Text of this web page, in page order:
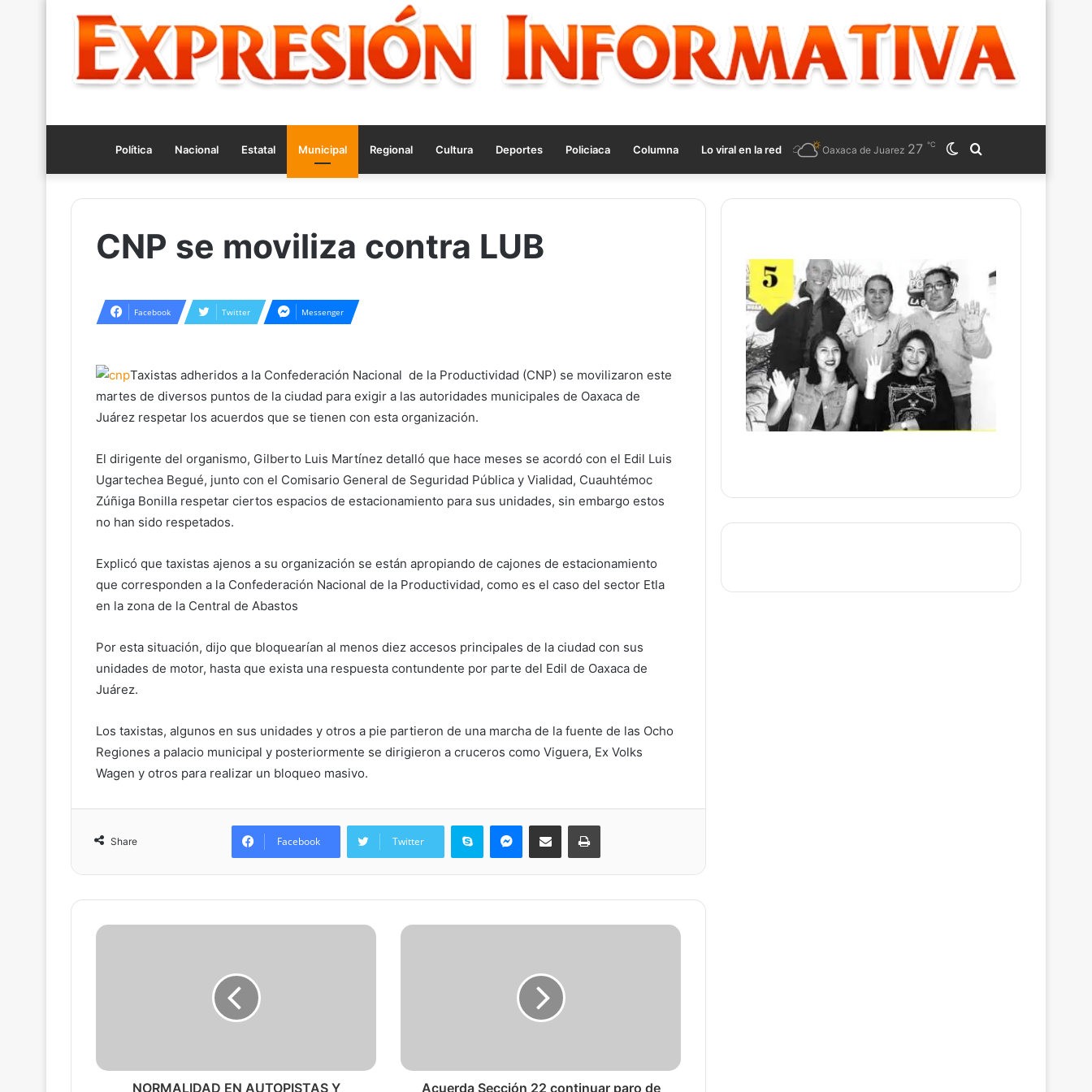
Política Nacional Estatal Municipal Regional Cultura Deportes Policiaca Columna Lo viral en la red
for
Switch
skin
Oaxaca de Juarez 27 ℃
CNP se moviliza contra LUB
Facebook Twitter Messenger
Taxistas adheridos a la Confederación Nacional de la Productividad (CNP) se movilizaron este
martes de diversos puntos de la ciudad para exigir a las autoridades municipales de Oaxaca de
Juárez respetar los acuerdos que se tienen con esta organización.
El dirigente del organismo, Gilberto Luis Martínez detalló que hace meses se acordó con el Edil Luis
Ugartechea Begué, junto con el Comisario General de Seguridad Pública y Vialidad, Cuauhtémoc
Zúñiga Bonilla respetar ciertos espacios de estacionamiento para sus unidades, sin embargo estos
no han sido respetados.
Explicó que taxistas ajenos a su organización se están apropiando de cajones de estacionamiento
que corresponden a la Confederación Nacional de la Productividad, como es el caso del sector Etla
en la zona de la Central de Abastos
Por esta situación, dijo que bloquearían al menos diez accesos principales de la ciudad con sus
unidades de motor, hasta que exista una respuesta contundente por parte del Edil de Oaxaca de
Juárez.
Los taxistas, algunos en sus unidades y otros a pie partieron de una marcha de la fuente de las Ocho
Regiones a palacio municipal y posteriormente se dirigieron a cruceros como Viguera, Ex Volks
Wagen y otros para realizar un bloqueo masivo.
Share Facebook Twitter
Skype Messenger
Share via Email Print
NORMALIDAD EN AUTOPISTAS Y Acuerda Sección 22 continuar paro de